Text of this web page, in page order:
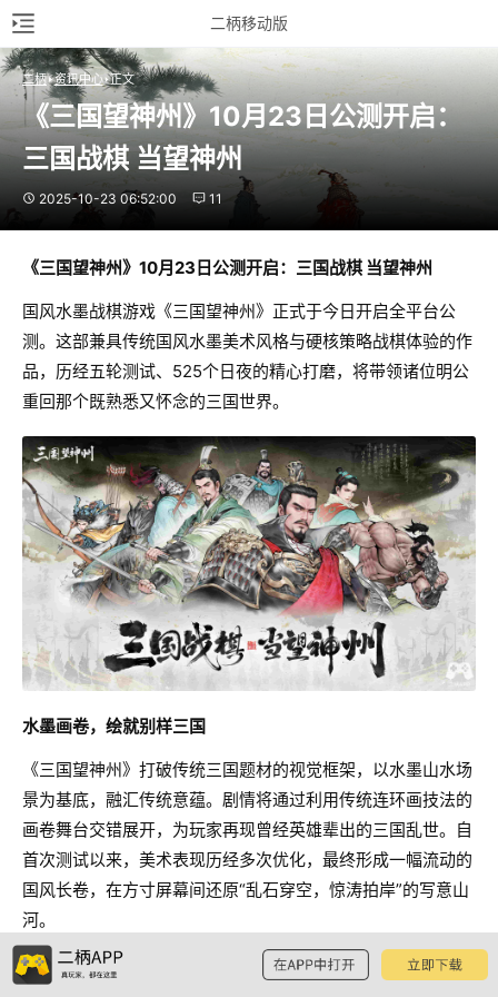
二柄移动版
二柄 资讯中心 正文
《三国望神州》10月23日公测开启：
三国战棋 当望神州
2025-10-23 06:52:00 11
《三国望神州》10月23日公测开启：三国战棋 当望神州
国风水墨战棋游戏《三国望神州》正式于今日开启全平台公
测。这部兼具传统国风水墨美术风格与硬核策略战棋体验的作
品，历经五轮测试、525个日夜的精心打磨，将带领诸位明公
重回那个既熟悉又怀念的三国世界。
水墨画卷，绘就别样三国
《三国望神州》打破传统三国题材的视觉框架，以水墨山水场
景为基底，融汇传统意蕴。剧情将通过利用传统连环画技法的
画卷舞台交错展开，为玩家再现曾经英雄辈出的三国乱世。自
首次测试以来，美术表现历经多次优化，最终形成一幅流动的
国风长卷，在方寸屏幕间还原“乱石穿空，惊涛拍岸”的写意山
河。